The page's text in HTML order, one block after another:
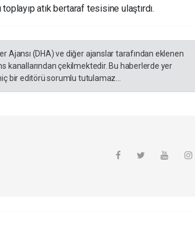
atık bertaraf tesisine ulaştırdı.
Ajansı (DHA) ve diğer ajanslar tarafından eklenen
çekilmektedir. Bu haberlerde yer
bir editörü sorumlu tutulamaz...